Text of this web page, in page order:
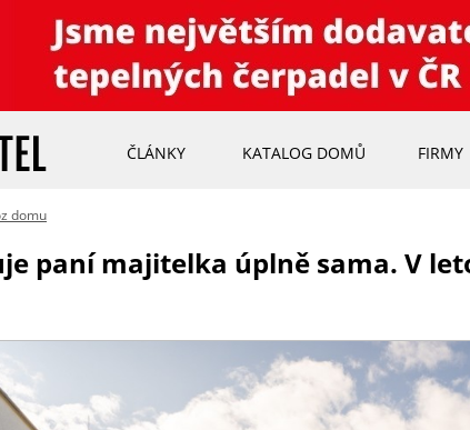
ČLÁNKY KATALOG DOMŮ FIRMY
domu
paní majitelka úplně sama. V